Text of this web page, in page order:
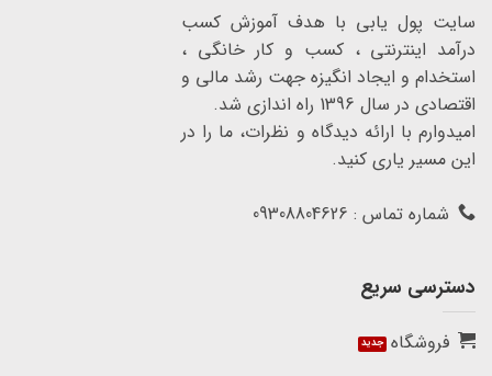
سایت پول یابی با هدف آموزش کسب
درآمد اینترنتی ، کسب و کار خانگی ،
استخدام و ایجاد انگیزه جهت رشد مالی و
اقتصادی در سال 1396 راه اندازی شد.
امیدوارم با ارائه دیدگاه و نظرات، ما را در
این مسیر یاری کنید.
شماره تماس : 09308804626
دسترسی سریع
فروشگاه